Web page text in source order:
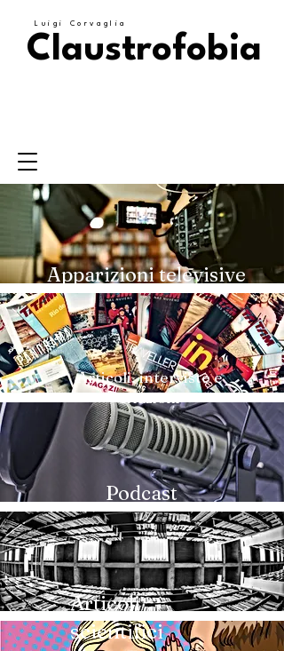
Luigi Corvaglia
Claustrofobia
Apparizioni televisive
Articoli, interviste e
citazioni
Podcast
Articoli
scientifici